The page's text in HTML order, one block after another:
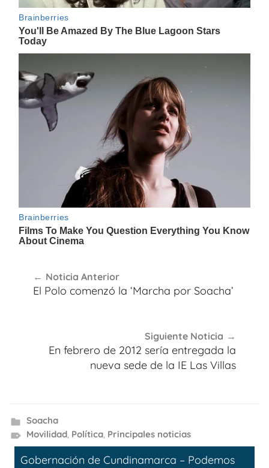
de
Noticia Anterior
El Polo comenzó la ‘Marcha por Soacha’
Siguiente Noticia
En febrero de 2012 sería entregada la
nueva sede de la IE Las Villas
Soacha
Movilidad, Política, Principales noticias
Gobernación de Cundinamarca – Podemos